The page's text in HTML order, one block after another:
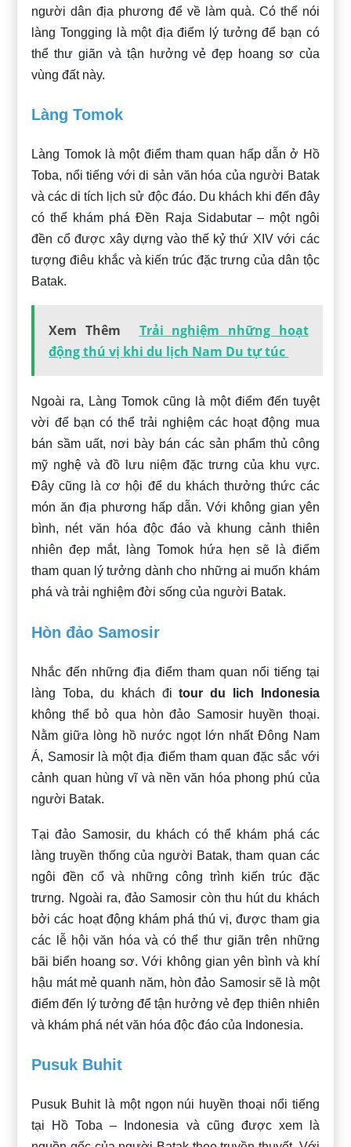
người dân địa phương để về làm quà. Có thể nói
làng Tongging là một địa điểm lý tưởng để bạn có
thể thư giãn và tận hưởng vẻ đẹp hoang sơ của
vùng đất này.
Làng Tomok
Làng Tomok là một điểm tham quan hấp dẫn ở Hồ
Toba, nổi tiếng với di sản văn hóa của người Batak
và các di tích lịch sử độc đáo. Du khách khi đến đây
có thể khám phá Đền Raja Sidabutar – một ngôi
đền cổ được xây dựng vào thế kỷ thứ XIV với các
tượng điêu khắc và kiến trúc đặc trưng của dân tộc
Batak.
Xem Thêm
Trải nghiệm những hoạt
động thú vị khi du lịch Nam Du tự túc
Ngoài ra, Làng Tomok cũng là một điểm đến tuyệt
vời để bạn có thể trải nghiệm các hoạt động mua
bán sầm uất, nơi bày bán các sản phẩm thủ công
mỹ nghệ và đồ lưu niệm đặc trưng của khu vực.
Đây cũng là cơ hội để du khách thưởng thức các
món ăn địa phương hấp dẫn. Với không gian yên
bình, nét văn hóa độc đáo và khung cảnh thiên
nhiên đẹp mắt, làng Tomok hứa hẹn sẽ là điểm
tham quan lý tưởng dành cho những ai muốn khám
phá và trải nghiệm đời sống của người Batak.
Hòn đảo Samosir
Nhắc đến những địa điểm tham quan nổi tiếng tại
làng Toba, du khách đitour du lich Indonesia
không thể bỏ qua hòn đảo Samosir huyền thoại.
Nằm giữa lòng hồ nước ngọt lớn nhất Đông Nam
Á, Samosir là một địa điểm tham quan đặc sắc với
cảnh quan hùng vĩ và nền văn hóa phong phú của
người Batak.
Tại đảo Samosir, du khách có thể khám phá các
làng truyền thống của người Batak, tham quan các
ngôi đền cổ và những công trình kiến trúc đặc
trưng. Ngoài ra, đảo Samosir còn thu hút du khách
bởi các hoạt động khám phá thú vị, được tham gia
các lễ hội văn hóa và có thể thư giãn trên những
bãi biển hoang sơ. Với không gian yên bình và khí
hậu mát mẻ quanh năm, hòn đảo Samosir sẽ là một
điểm đến lý tưởng để tận hưởng vẻ đẹp thiên nhiên
và khám phá nét văn hóa độc đáo của Indonesia.
Pusuk Buhit
Pusuk Buhit là một ngọn núi huyền thoại nổi tiếng
tại Hồ Toba – Indonesia và cũng được xem là